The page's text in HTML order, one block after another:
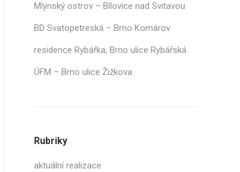
Mlýnský ostrov – Bílovice nad Svitavou
BD Svatopetreská – Brno Komárov
residence Rybářka, Brno ulice Rybářská
ÚFM – Brno ulice Žižkova
Rubriky
aktuální realizace